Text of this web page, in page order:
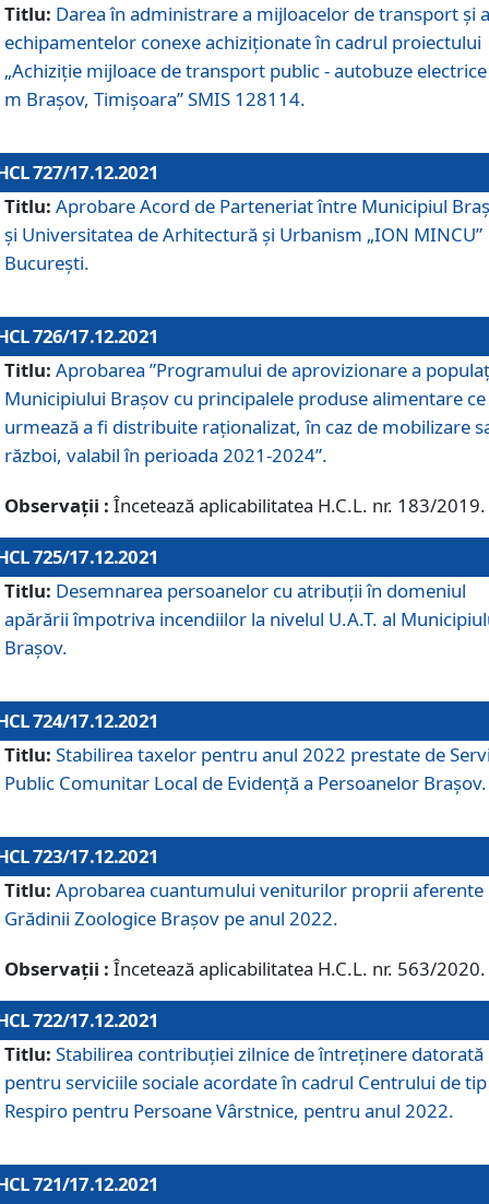
Titlu: Darea în administrare a mijloacelor de transport și a
echipamentelor conexe achiziționate în cadrul proiectului
„Achiziție mijloace de transport public - autobuze
m Brașov, Timișoara” SMIS 128114.
727/17.12.2021
Titlu: Aprobare Acord de Parteneriat între Municipiul
și Universitatea de Arhitectură și Urbanism „ION MINCU”
București.
726/17.12.2021
Titlu: Aprobarea ”Programului de aprovizionare a
Municipiului Braşov cu principalele produse alimentare ce
urmează a fi distribuite raționalizat, în caz de mobilizare
război, valabil în perioada 2021-2024”.
Observații : Încetează aplicabilitatea H.C.L. nr. 183/2019.
725/17.12.2021
Titlu: Desemnarea persoanelor cu atribuții în domeniul
apărării împotriva incendiilor la nivelul U.A.T. al
Brașov.
724/17.12.2021
Titlu: Stabilirea taxelor pentru anul 2022 prestate de
Public Comunitar Local de Evidență a Persoanelor Braşov.
723/17.12.2021
Titlu: Aprobarea cuantumului veniturilor proprii aferente
Grădinii Zoologice Braşov pe anul 2022.
Observații : Încetează aplicabilitatea H.C.L. nr. 563/2020.
722/17.12.2021
Titlu: Stabilirea contribuţiei zilnice de întreținere datorată
pentru serviciile sociale acordate în cadrul Centrului de tip
Respiro pentru Persoane Vârstnice, pentru anul 2022.
721/17.12.2021